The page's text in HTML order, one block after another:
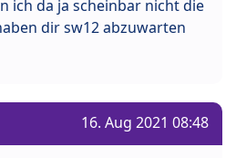
ich da ja scheinbar nicht die
dir sw12 abzuwarten
16. Aug 2021 08:48